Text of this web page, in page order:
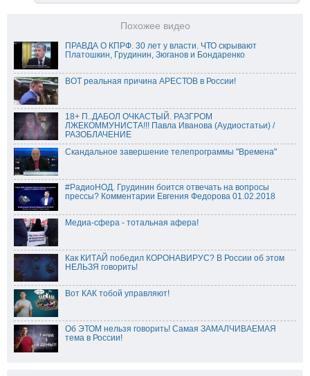
Похожее видео
ПРАВДА О КПРФ. 30 лет у власти. ЧТО скрывают
Платошкин, Грудинин, Зюганов и Бондаренко
ВОТ реальная причина АРЕСТОВ в России!
18+ П..ДАБОЛ ОЧКАСТЫЙ. РАЗГРОМ
ЛЖЕКОММУНИСТА!!! Павла Иванова (Аудиостатьи) /
РАЗОБЛАЧЕНИЕ
Скандальное завершение телепрограммы "Времена"
#РадиоНОД. Грудинин боится отвечать на вопросы
прессы? Комментарии Евгения Федорова 01.02.2018
Медиа-сфера - тотальная афера!
Как КИТАЙ победил КОРОНАВИРУС? В России об этом
НЕЛЬЗЯ говорить!
Вот КАК тобой управляют!
Об ЭТОМ нельзя говорить! Самая ЗАМАЛЧИВАЕМАЯ
тема в России!